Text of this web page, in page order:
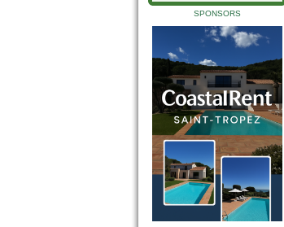
SPONSORS